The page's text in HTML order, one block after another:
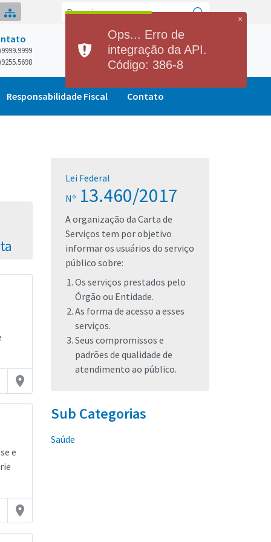
Previsão do Tempo
Hoje
Min24°Max28°
Quinta
Min 25°
Responsabilidade Fiscal Contato
place
e
place
Lei Federal
Nº 13.460/2017
A organização da Carta de
Serviços tem por objetivo
informar os usuários do serviço
público sobre:
Os serviços prestados pelo
Órgão ou Entidade.
As forma de acesso a esses
serviços.
Seus compromissos e
padrões de qualidade de
atendimento ao público.
Sub Categorias
Saúde
×
Ops... Erro de
integração da API.
Código: 386-8